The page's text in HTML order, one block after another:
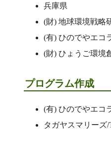
兵庫県
(財) 地球環境戦略
(有) ひのでやエコ
(財) ひょうご環境
プログラム作成
(有) ひのでやエコ
タガヤスマリーズ/